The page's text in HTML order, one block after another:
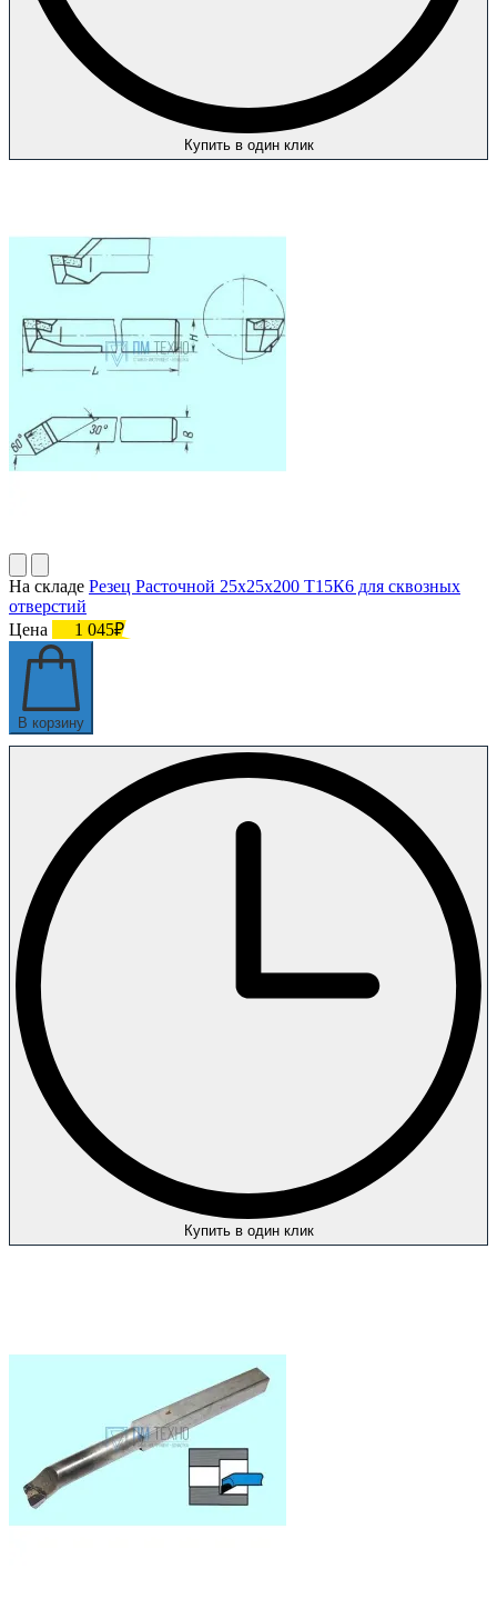
Купить в один клик
На складе Резец Расточной 25х25х200 Т15К6 для сквозных
отверстий
Цена
1 045₽
В корзину
Купить в один клик